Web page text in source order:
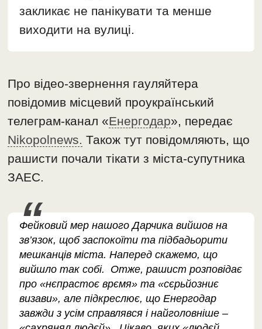
закликає не панікувати та менше
виходити на вулиці.
Про відео-звернення гауляйтера
повідомив місцевий проукраїнський
телеграм-канал «Енергодар», передає
Nikopolnews. Також тут повідомляють, що
рашисти почали тікати з міста-супутника
ЗАЕС.
Фейковий мер нашого Дарчика вийшов на
зв’язок, щоб заспокоїти та підбадьорити
мешканців міста. Наперед скажемо, що
вийшло так собі. Отже, рашист розповідає
про «нєпрастоє врємя» та «сєрьйозниє
визави», але підкреслює, що Енергодар
завжди з усім справлявся і найголовніше –